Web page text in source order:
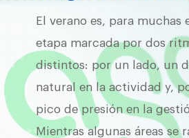
El verano es, para muchas
etapa marcada por dos
distintos: por un lado, un
natural en la actividad y,
pico de presión en la
Mientras algunas áreas se